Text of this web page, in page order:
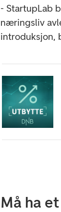
- StartupLab
næringsliv
introduksjon,
Må ha